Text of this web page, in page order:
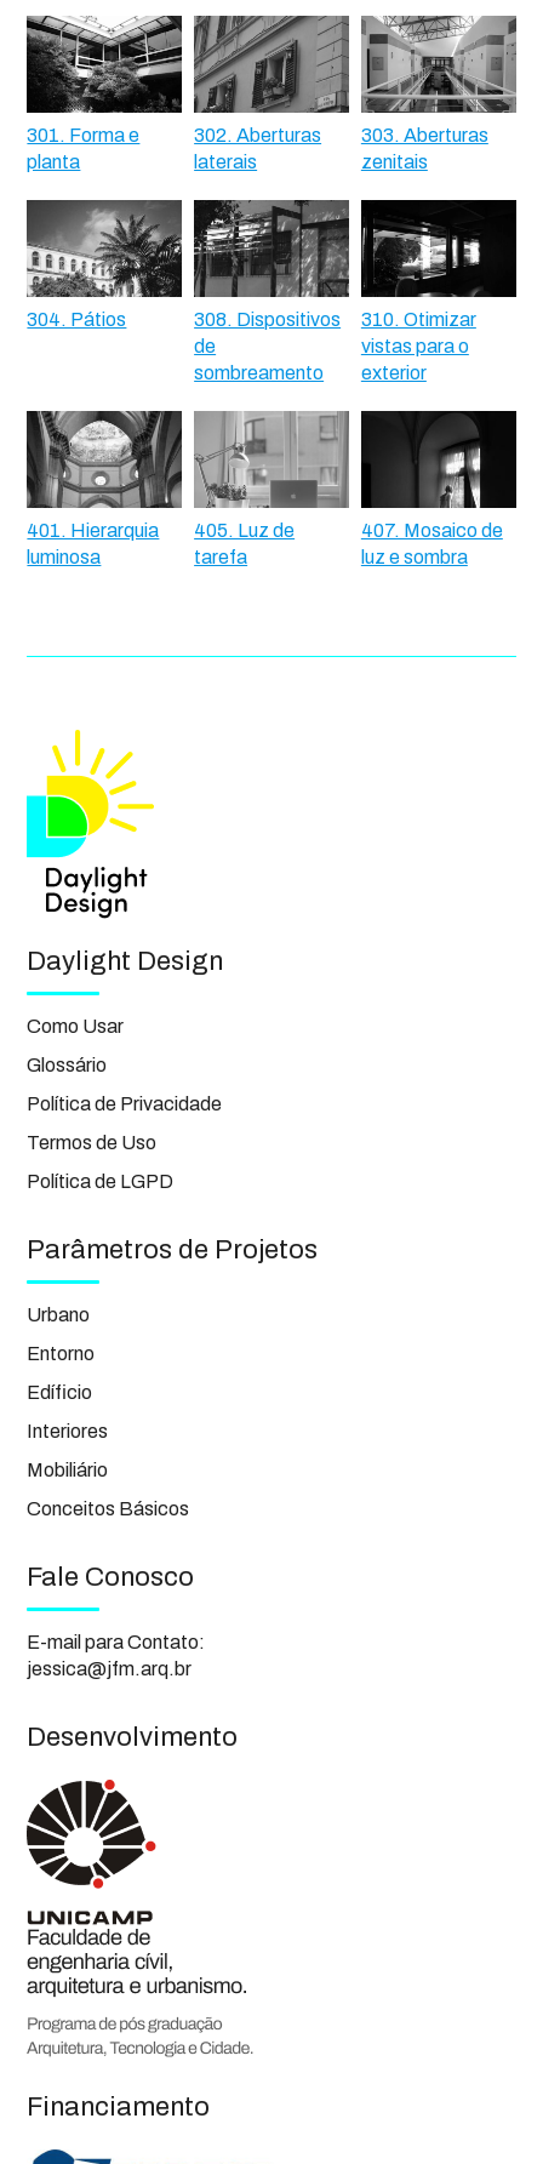
301. Forma e
planta
302. Aberturas
laterais
303. Aberturas
zenitais
304. Pátios
308. Dispositivos
de
sombreamento
310. Otimizar
vistas para o
exterior
401. Hierarquia
luminosa
405. Luz de
tarefa
407. Mosaico de
luz e sombra
Daylight Design
Como Usar
Glossário
Política de Privacidade
Termos de Uso
Política de LGPD
Parâmetros de Projetos
Urbano
Entorno
Edíficio
Interiores
Mobiliário
Conceitos Básicos
Fale Conosco
E-mail para Contato:
jessica@jfm.arq.br
Desenvolvimento
Financiamento